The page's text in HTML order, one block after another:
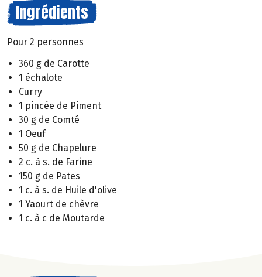
Ingrédients
Pour 2 personnes
360 g de Carotte
1 échalote
Curry
1 pincée de Piment
30 g de Comté
1 Oeuf
50 g de Chapelure
2 c. à s. de Farine
150 g de Pates
1 c. à s. de Huile d'olive
1 Yaourt de chèvre
1 c. à c de Moutarde